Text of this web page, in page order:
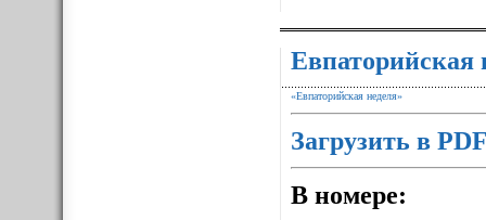
Евпаторийская
«Евпаторийская неделя»
Загрузить в
В номере: